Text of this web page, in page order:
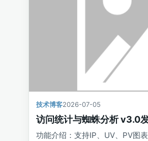
技术博客2026-07-05
访问统计与蜘蛛分析 v3.0
功能介绍：支持IP、UV、PV图